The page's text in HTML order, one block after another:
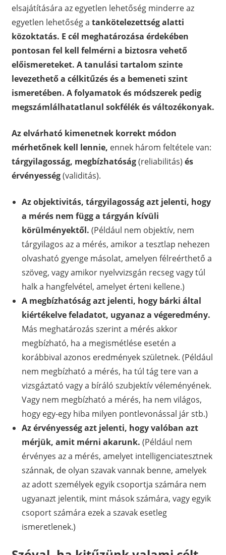
elsajátítására az egyetlen lehetőség minderre az
egyetlen lehetőség a tankötelezettség alatti
közoktatás. E cél meghatározása érdekében
pontosan fel kell felmérni a biztosra vehető
előismereteket. A tanulási tartalom szinte
levezethető a célkitűzés és a bemeneti szint
ismeretében. A folyamatok és módszerek pedig
megszámlálhatatlanul sokfélék és változékonyak.
Az elvárható kimenetnek korrekt módon
mérhetőnek kell lennie, ennek három feltétele van:
tárgyilagosság, megbízhatóság(reliabilitás) és
érvényesség(validitás).
Az objektivitás, tárgyilagosság azt jelenti, hogy
a mérés nem függ a tárgyán kívüli
körülményektől. (Például nem objektív, nem
tárgyilagos az a mérés, amikor a tesztlap nehezen
olvasható gyenge másolat, amelyen félreérthető a
szöveg, vagy amikor nyelvvizsgán recseg vagy túl
halk a hangfelvétel, amelyet érteni kellene.)
A megbízhatóság azt jelenti, hogy bárki által
kiértékelve feladatot, ugyanaz a végeredmény.
Más meghatározás szerint a mérés akkor
megbízható, ha a megismétlése esetén a
korábbival azonos eredmények születnek. (Például
nem megbízható a mérés, ha túl tág tere van a
vizsgáztató vagy a bíráló szubjektív véleményének.
Vagy nem megbízható a mérés, ha nem világos,
hogy egy-egy hiba milyen pontlevonással jár stb.)
Az érvényesség azt jelenti, hogy valóban azt
mérjük, amit mérni akarunk. (Például nem
érvényes az a mérés, amelyet intelligenciatesztnek
szánnak, de olyan szavak vannak benne, amelyek
az adott személyek egyik csoportja számára nem
ugyanazt jelentik, mint mások számára, vagy egyik
csoport számára ezek a szavak esetleg
ismeretlenek.)